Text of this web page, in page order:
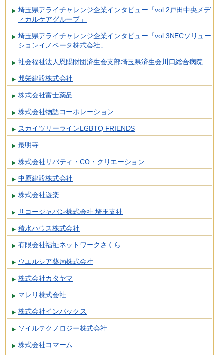
埼玉県アライチャレンジ企業インタビュー「vol.2戸田中央メデ
ィカルケアグループ」
埼玉県アライチャレンジ企業インタビュー「vol.3NECソリュー
ションイノベータ株式会社」
社会福祉法人恩賜財団済生会支部埼玉県済生会川口総合病院
邦栄建設株式会社
株式会社富士薬品
株式会社物語コーポレーション
スカイツリーラインLGBTQ FRIENDS
最明寺
株式会社リバティ・CO・クリエーション
中原建設株式会社
株式会社遊楽
リコージャパン株式会社 埼玉支社
積水ハウス株式会社
有限会社福祉ネットワークさくら
ウエルシア薬局株式会社
株式会社カタヤマ
マレリ株式会社
株式会社インバックス
ソイルテクノロジー株式会社
株式会社コマーム